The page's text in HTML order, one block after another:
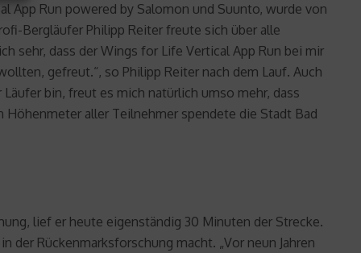
App Run powered by Salomon und Suunto, wurde von
Bergläufer Philipp Reiter freute sich über alle
sehr, dass der Wings for Life Vertical App Run bei mir
gefreut.“, so Philipp Reiter nach dem Lauf. Auch
bin, freut es mich natürlich umso mehr, dass
Höhenmeter aller Teilnehmer spendete die Stadt Bad
lief er heute eigenständig 30 Minuten der Strecke.
Rückenmarksforschung macht. „Vor neun Jahren